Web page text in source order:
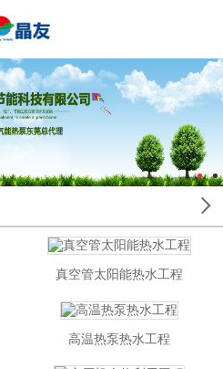

真空管太阳能热水工程
高温热泵热水工程